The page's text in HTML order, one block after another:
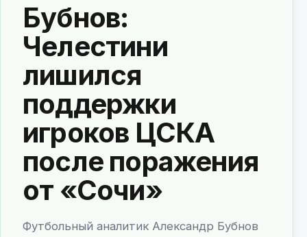
Бубнов:
Челестини
лишился
поддержки
игроков ЦСКА
после поражения
от «Сочи»
Футбольный аналитик Александр Бубнов